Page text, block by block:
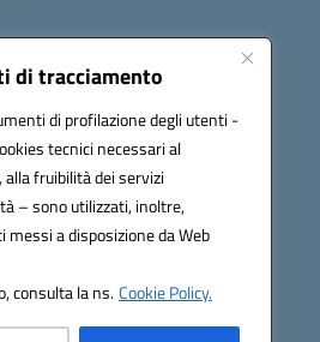
di tracciamento
di profilazione degli utenti -
tecnici necessari al
fruibilità dei servizi
– sono utilizzati, inoltre,
a disposizione da Web
consulta la ns.Cookie Policy.
su: